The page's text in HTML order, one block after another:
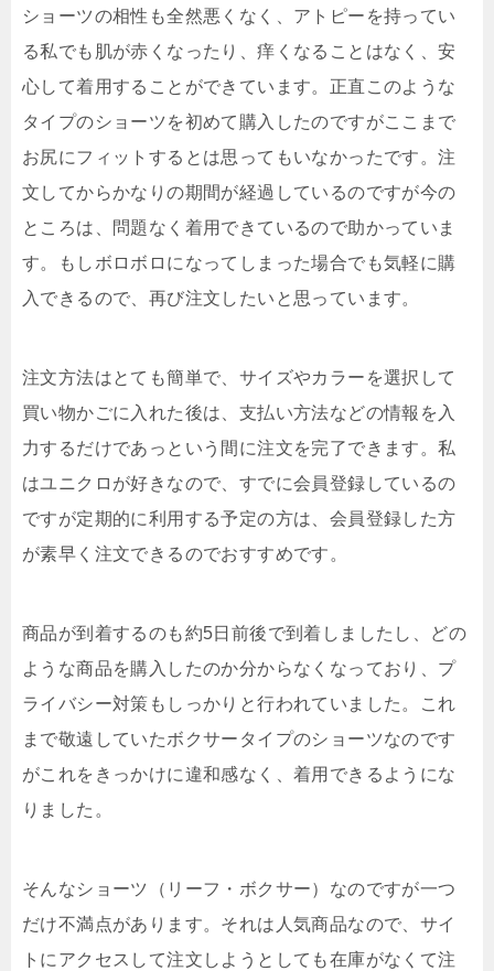
ショーツの相性も全然悪くなく、アトピーを持ってい
る私でも肌が赤くなったり、痒くなることはなく、安
心して着用することができています。正直このような
タイプのショーツを初めて購入したのですがここまで
お尻にフィットするとは思ってもいなかったです。注
文してからかなりの期間が経過しているのですが今の
ところは、問題なく着用できているので助かっていま
す。もしボロボロになってしまった場合でも気軽に購
入できるので、再び注文したいと思っています。
注文方法はとても簡単で、サイズやカラーを選択して
買い物かごに入れた後は、支払い方法などの情報を入
力するだけであっという間に注文を完了できます。私
はユニクロが好きなので、すでに会員登録しているの
ですが定期的に利用する予定の方は、会員登録した方
が素早く注文できるのでおすすめです。
商品が到着するのも約5日前後で到着しましたし、どの
ような商品を購入したのか分からなくなっており、プ
ライバシー対策もしっかりと行われていました。これ
まで敬遠していたボクサータイプのショーツなのです
がこれをきっかけに違和感なく、着用できるようにな
りました。
そんなショーツ（リーフ・ボクサー）なのですが一つ
だけ不満点があります。それは人気商品なので、サイ
トにアクセスして注文しようとしても在庫がなくて注